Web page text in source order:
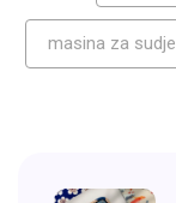
masina za sudje